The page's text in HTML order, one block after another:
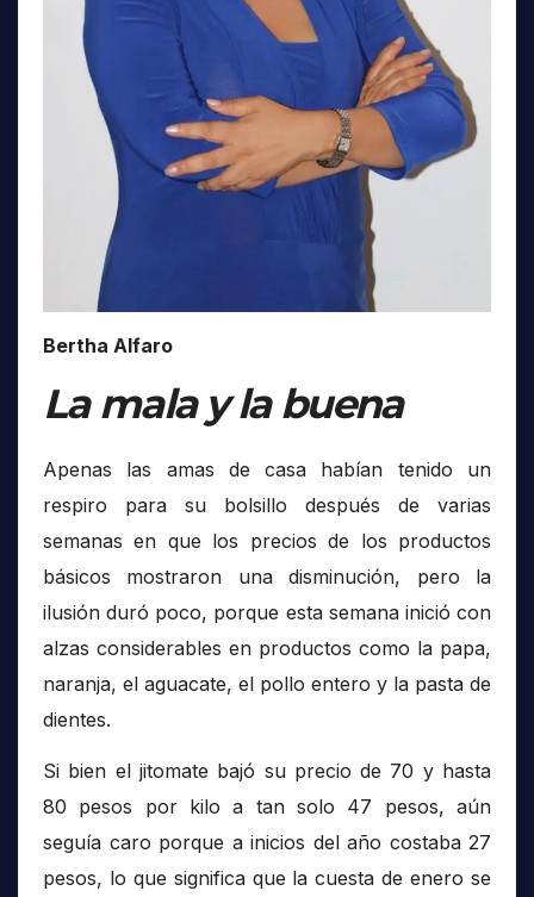
Bertha Alfaro
La mala y la buena
Apenas las amas de casa habían tenido un
respiro para su bolsillo después de varias
semanas en que los precios de los productos
básicos mostraron una disminución, pero la
ilusión duró poco, porque esta semana inició con
alzas considerables en productos como la papa,
naranja, el aguacate, el pollo entero y la pasta de
dientes.
Si bien el jitomate bajó su precio de 70 y hasta
80 pesos por kilo a tan solo 47 pesos, aún
seguía caro porque a inicios del año costaba 27
pesos, lo que significa que la cuesta de enero se